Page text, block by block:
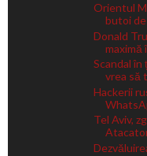
Orientul
butoi
Donald
maximă
Scandal în
vrea să
Hackerii
Tel Aviv,